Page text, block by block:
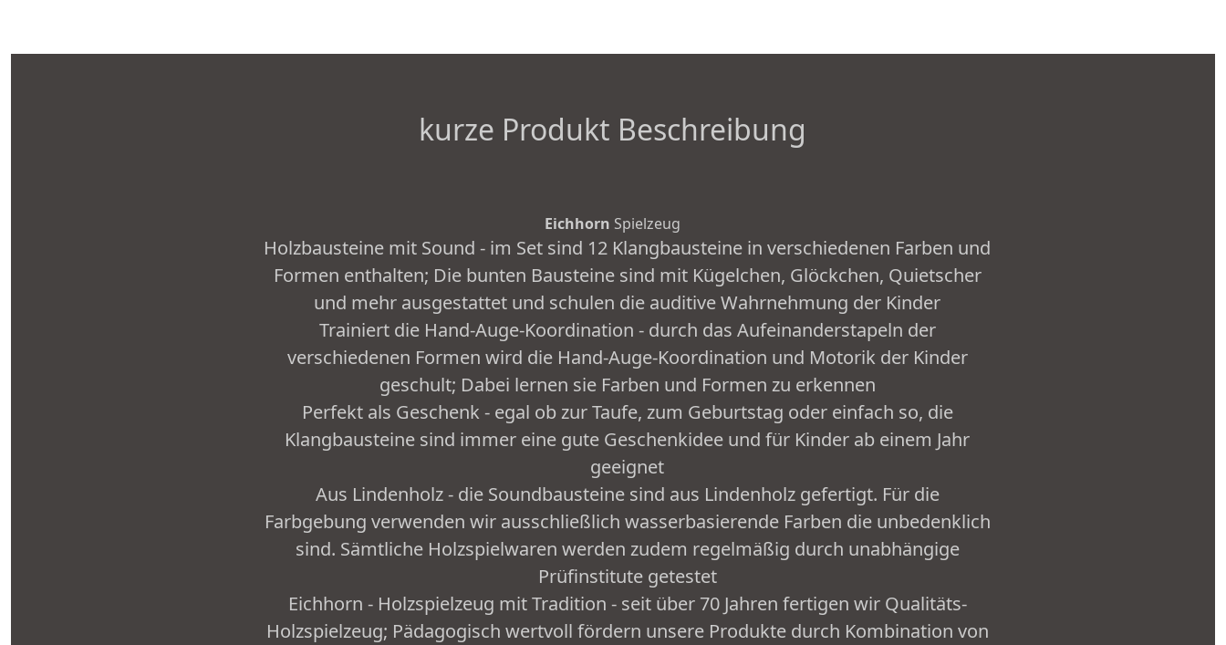
kurze Produkt Beschreibung
Eichhorn Spielzeug
Holzbausteine mit Sound - im Set sind 12 Klangbausteine in verschiedenen Farben und
Formen enthalten; Die bunten Bausteine sind mit Kügelchen, Glöckchen, Quietscher
und mehr ausgestattet und schulen die auditive Wahrnehmung der Kinder
Trainiert die Hand-Auge-Koordination - durch das Aufeinanderstapeln der
verschiedenen Formen wird die Hand-Auge-Koordination und Motorik der Kinder
geschult; Dabei lernen sie Farben und Formen zu erkennen
Perfekt als Geschenk - egal ob zur Taufe, zum Geburtstag oder einfach so, die
Klangbausteine sind immer eine gute Geschenkidee und für Kinder ab einem Jahr
geeignet
Aus Lindenholz - die Soundbausteine sind aus Lindenholz gefertigt. Für die
Farbgebung verwenden wir ausschließlich wasserbasierende Farben die unbedenklich
sind. Sämtliche Holzspielwaren werden zudem regelmäßig durch unabhängige
Prüfinstitute getestet
Eichhorn - Holzspielzeug mit Tradition - seit über 70 Jahren fertigen wir Qualitäts-
Holzspielzeug; Pädagogisch wertvoll fördern unsere Produkte durch Kombination von